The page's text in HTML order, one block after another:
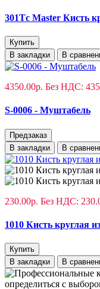
301Tс Master Кисть
Купить
В закладки
В
4350.00р. Без НДС:
S-0006 - Муштабель
Предзаказ
В закладки
В
230.00р. Без НДС:
1010 Кисть круглая
Купить
В закладки
В